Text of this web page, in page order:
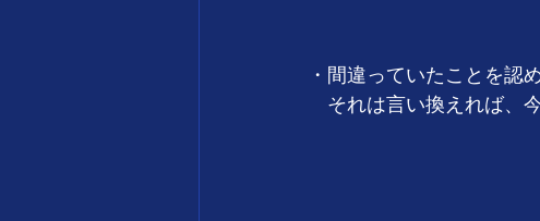
・間違っていたことを認
それは言い換えれば、
アレキサンダ
イギ